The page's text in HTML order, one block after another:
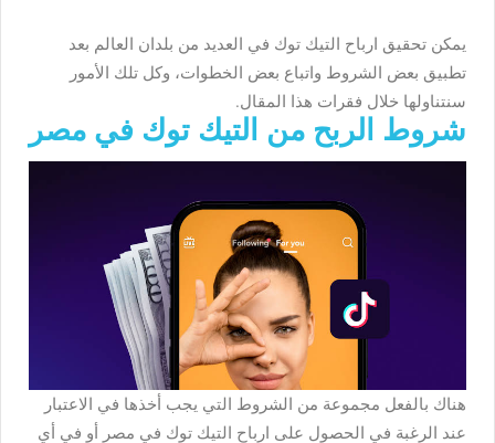
يمكن تحقيق ارباح التيك توك في العديد من بلدان العالم بعد
تطبيق بعض الشروط واتباع بعض الخطوات، وكل تلك الأمور
سنتناولها خلال فقرات هذا المقال.
شروط الربح من التيك توك في مصر
هناك بالفعل مجموعة من الشروط التي يجب أخذها في الاعتبار
عند الرغبة في الحصول على ارباح التيك توك في مصر أو في أي